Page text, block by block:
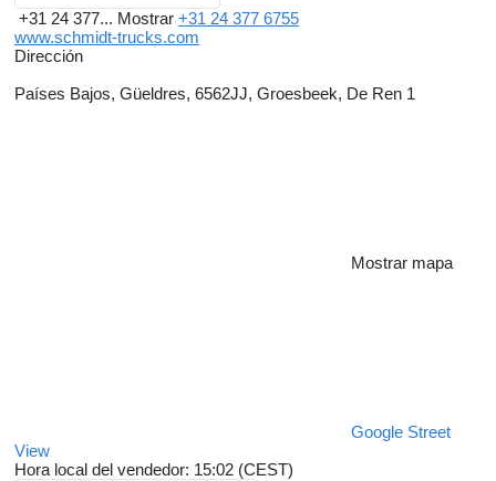
+31 24 377... Mostrar +31 24 377 6755
www.schmidt-trucks.com
Dirección
Países Bajos, Güeldres, 6562JJ, Groesbeek, De Ren 1
Mostrar mapa
Google Street
View
Hora local del vendedor: 15:02 (CEST)